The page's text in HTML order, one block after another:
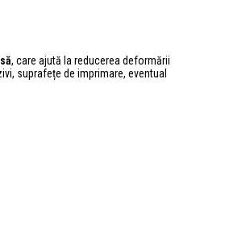
, care ajută la reducerea deformării
suprafețe de imprimare, eventual